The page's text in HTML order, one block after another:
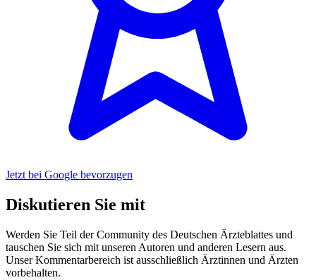
Jetzt bei Google bevorzugen
Diskutieren Sie mit
Werden Sie Teil der Community des Deutschen Ärzteblattes und
tauschen Sie sich mit unseren Autoren und anderen Lesern aus.
Unser Kommentarbereich ist ausschließlich Ärztinnen und Ärzten
vorbehalten.